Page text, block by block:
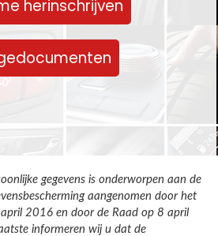
herinschrijven
gegevens is onderworpen aan de
aangenomen door het
2016 en door de Raad op 8 april
informeren wij u dat de